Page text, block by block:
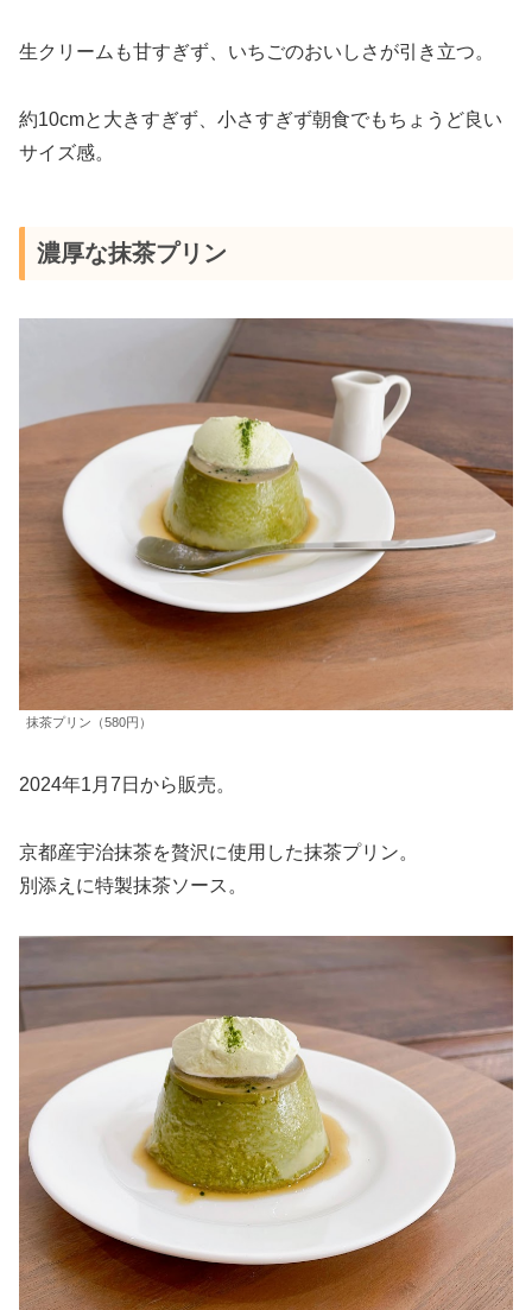
生クリームも甘すぎず、いちごのおいしさが引き立つ。
約10cmと大きすぎず、小さすぎず朝食でもちょうど良い
サイズ感。
濃厚な抹茶プリン
抹茶プリン（580円）
2024年1月7日から販売。
京都産宇治抹茶を贅沢に使用した抹茶プリン。
別添えに特製抹茶ソース。